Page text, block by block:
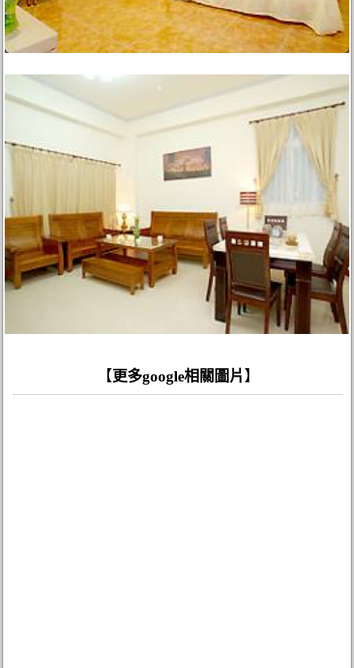
【 更多google相關圖片 】